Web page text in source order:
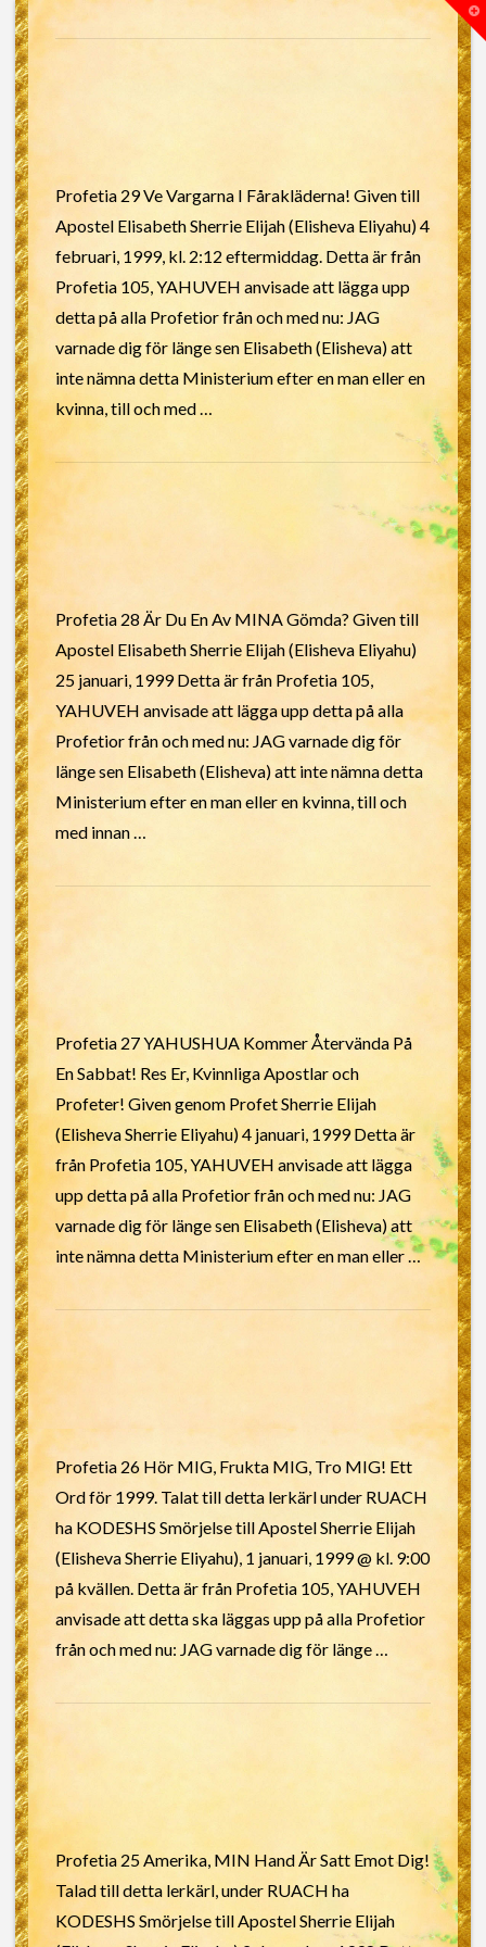
Profetia 29 Ve Vargarna I Fårakläderna! Given till
Apostel Elisabeth Sherrie Elijah (Elisheva Eliyahu) 4
februari, 1999, kl. 2:12 eftermiddag. Detta är från
Profetia 105, YAHUVEH anvisade att lägga upp
detta på alla Profetior från och med nu: JAG
varnade dig för länge sen Elisabeth (Elisheva) att
inte nämna detta Ministerium efter en man eller en
kvinna, till och med …
Profetia 28 Är Du En Av MINA Gömda? Given till
Apostel Elisabeth Sherrie Elijah (Elisheva Eliyahu)
25 januari, 1999 Detta är från Profetia 105,
YAHUVEH anvisade att lägga upp detta på alla
Profetior från och med nu: JAG varnade dig för
länge sen Elisabeth (Elisheva) att inte nämna detta
Ministerium efter en man eller en kvinna, till och
med innan …
Profetia 27 YAHUSHUA Kommer Återvända På
En Sabbat! Res Er, Kvinnliga Apostlar och
Profeter! Given genom Profet Sherrie Elijah
(Elisheva Sherrie Eliyahu) 4 januari, 1999 Detta är
från Profetia 105, YAHUVEH anvisade att lägga
upp detta på alla Profetior från och med nu: JAG
varnade dig för länge sen Elisabeth (Elisheva) att
inte nämna detta Ministerium efter en man eller …
Profetia 26 Hör MIG, Frukta MIG, Tro MIG! Ett
Ord för 1999. Talat till detta lerkärl under RUACH
ha KODESHS Smörjelse till Apostel Sherrie Elijah
(Elisheva Sherrie Eliyahu), 1 januari, 1999 @ kl. 9:00
på kvällen. Detta är från Profetia 105, YAHUVEH
anvisade att detta ska läggas upp på alla Profetior
från och med nu: JAG varnade dig för länge …
Profetia 25 Amerika, MIN Hand Är Satt Emot Dig!
Talad till detta lerkärl, under RUACH ha
KODESHS Smörjelse till Apostel Sherrie Elijah